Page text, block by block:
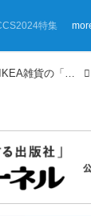
特集
【画像ギャラリー】バンライフ大学生が作ったIKEA雑貨の「ジャパンディ」車中泊スタイル